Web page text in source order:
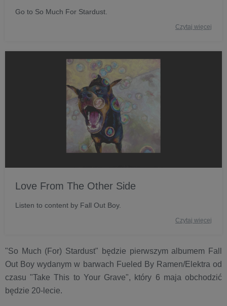
Go to So Much For Stardust.
Czytaj więcej
Love From The Other Side
Listen to content by Fall Out Boy.
Czytaj więcej
"So Much (For) Stardust" będzie pierwszym albumem Fall
Out Boy wydanym w barwach Fueled By Ramen/Elektra od
czasu "Take This to Your Grave", który 6 maja obchodzić
będzie 20-lecie.